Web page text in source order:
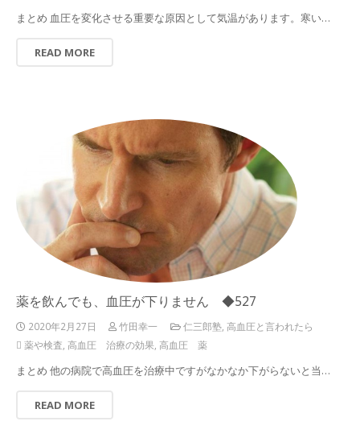
まとめ 血圧を変化させる重要な原因として気温があります。寒い…
READ MORE
薬を飲んでも、血圧が下りません ◆527
2020年2月27日 竹田幸一 仁三郎塾, 高血圧と言われたら
薬や検査 高血圧 治療の効果, 高血圧 薬
まとめ 他の病院で高血圧を治療中ですがなかなか下がらないと当…
READ MORE